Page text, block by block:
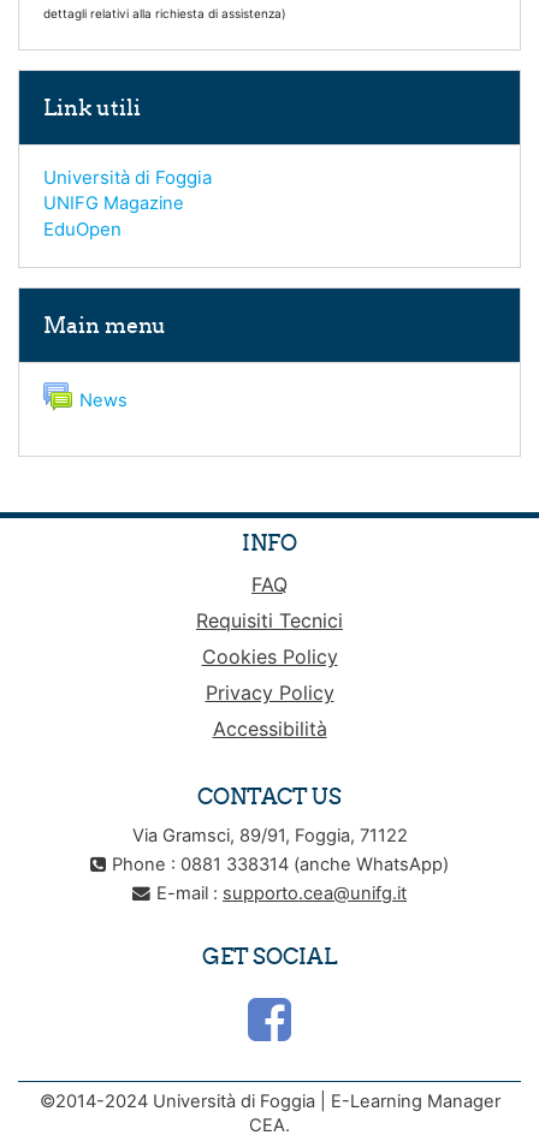
dettagli relativi alla richiesta di assistenza)
Link utili
Università di Foggia
UNIFG Magazine
EduOpen
Main menu
News
INFO
FAQ
Requisiti Tecnici
Cookies Policy
Privacy Policy
Accessibilità
CONTACT US
Via Gramsci, 89/91, Foggia, 71122
Phone : 0881 338314 (anche WhatsApp)
E-mail : supporto.cea@unifg.it
GET SOCIAL
©2014-2024 Università di Foggia | E-Learning Manager
CEA.